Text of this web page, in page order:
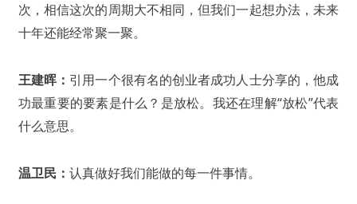
次，相信这次的周期大不相同，但我们一起想办法，未来
十年还能经常聚一聚。
王建晖： 引用一个很有名的创业者成功人士分享的，他成
功最重要的要素是什么？是放松。我还在理解“放松”代表
什么意思。
温卫民： 认真做好我们能做的每一件事情。